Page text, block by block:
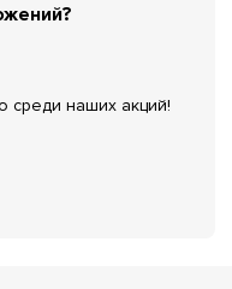
среди наших акций!